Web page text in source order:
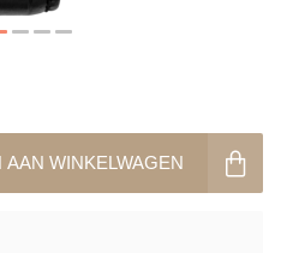
WINKELWAGEN